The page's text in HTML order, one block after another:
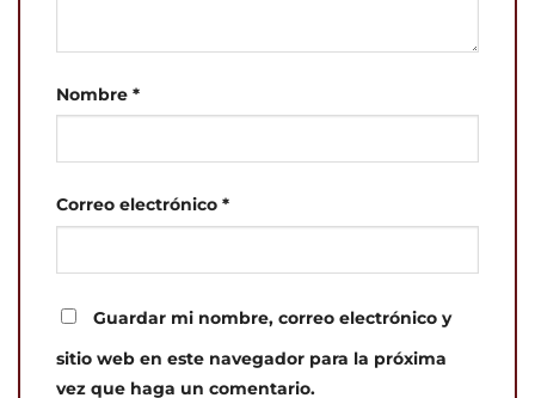
Nombre *
Correo electrónico *
Guardar mi nombre, correo electrónico y
sitio web en este navegador para la próxima
vez que haga un comentario.